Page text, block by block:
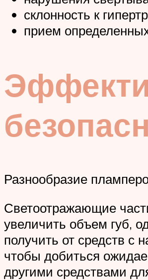
склонность к
прием
Разнообразие
Светоотражающие
увеличить объем губ,
получить от средств с
чтобы добиться
другими средствами